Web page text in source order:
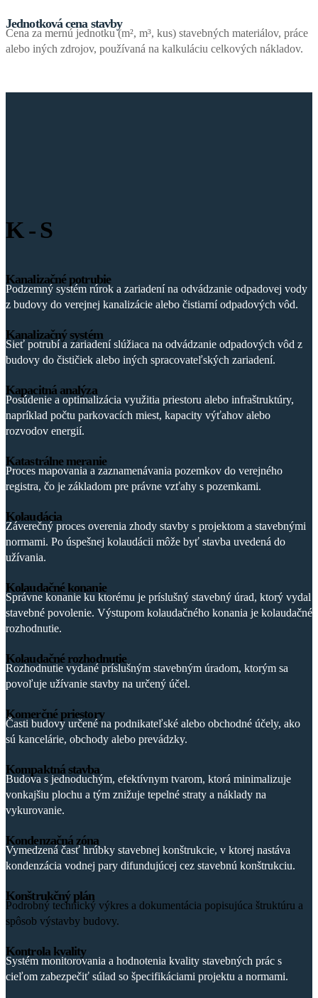
Jednotková cena stavby
Cena za mernú jednotku (m², m³, kus) stavebných materiálov, práce
alebo iných zdrojov, používaná na kalkuláciu celkových nákladov.
K - S
Kanalizačné potrubie
Podzemný systém rúrok a zariadení na odvádzanie odpadovej vody
z budovy do verejnej kanalizácie alebo čistiarní odpadových vôd.
Kanalizačný systém
Sieť potrubí a zariadení slúžiaca na odvádzanie odpadových vôd z
budovy do čističiek alebo iných spracovateľských zariadení.
Kapacitná analýza
Posúdenie a optimalizácia využitia priestoru alebo infraštruktúry,
napríklad počtu parkovacích miest, kapacity výťahov alebo
rozvodov energií.
Katastrálne meranie
Proces mapovania a zaznamenávania pozemkov do verejného
registra, čo je základom pre právne vzťahy s pozemkami.
Kolaudácia
Záverečný proces overenia zhody stavby s projektom a stavebnými
normami. Po úspešnej kolaudácii môže byť stavba uvedená do
užívania.
Kolaudačné konanie
Správne konanie ku ktorému je príslušný stavebný úrad, ktorý vydal
stavebné povolenie. Výstupom kolaudačného konania je kolaudačné
rozhodnutie.
Kolaudačné rozhodnutie
Rozhodnutie vydané príslušným stavebným úradom, ktorým sa
povoľuje užívanie stavby na určený účel.
Komerčné priestory
Časti budovy určené na podnikateľské alebo obchodné účely, ako
sú kancelárie, obchody alebo prevádzky.
Kompaktná stavba
Budova s jednoduchým, efektívnym tvarom, ktorá minimalizuje
vonkajšiu plochu a tým znižuje tepelné straty a náklady na
vykurovanie.
Kondenzačná zóna
Vymedzená časť hrúbky stavebnej konštrukcie, v ktorej nastáva
kondenzácia vodnej pary difundujúcej cez stavebnú konštrukciu.
Konštrukčný plán
Podrobný technický výkres a dokumentácia popisujúca štruktúru a
spôsob výstavby budovy.
Kontrola kvality
Systém monitorovania a hodnotenia kvality stavebných prác s
cieľom zabezpečiť súlad so špecifikáciami projektu a normami.